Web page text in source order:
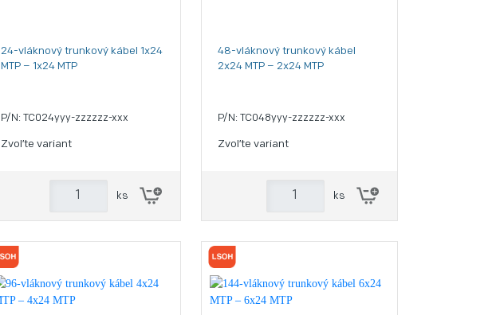
24-vláknový trunkový kábel 1x24
MTP – 1x24 MTP
P/N: TC024yyy-zzzzzz-xxx
Zvoľte variant
ks
48-vláknový trunkový kábel
2x24 MTP – 2x24 MTP
P/N: TC048yyy-zzzzzz-xxx
Zvoľte variant
ks